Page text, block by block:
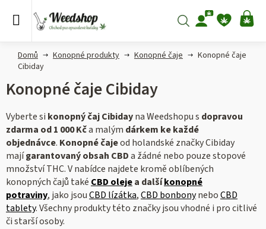
Hledat
Domů Konopné produkty Konopné čaje
Konopné čaje
Cibiday
Konopné čaje Cibiday
Vyberte si konopný čaj Cibidayna Weedshopu s dopravou
zdarma od 1 000 Kča malým dárkem ke každé
objednávce. Konopné čajeod holandské značky Cibiday
majígarantovaný obsah CBDa žádné nebo pouze stopové
množství THC. V nabídce najdete kromě oblíbených
konopných čajů také CBD olejea dalšíkonopné
potraviny, jako jsouCBD lízátka,CBD bonbonyneboCBD
tablety. Všechny produkty této značky jsou vhodné i pro citlivé
či starší osoby.